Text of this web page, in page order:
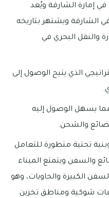
إمارة الشارقة ويُعد
الشارقة ويشتهر بتاريخه
والنقل البحري في
الذي يتيح الوصول إلى
مما يسهل الوصول إليه
والشحن.
تحتية متطورة للتعامل
والسفن ويتمتع الميناء
الكبيرة والحاويات، وهو
شوكية ومناطق تخزين